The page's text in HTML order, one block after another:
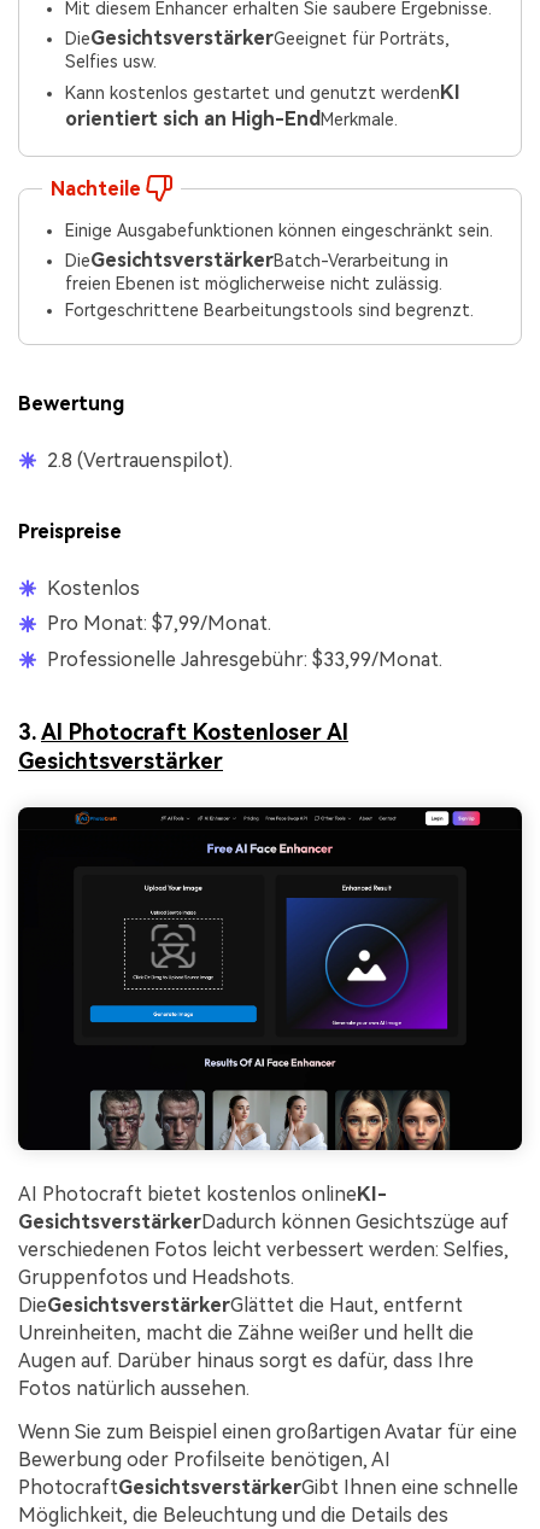
Mit diesem Enhancer erhalten Sie saubere Ergebnisse.
DieGesichtsverstärkerGeeignet für Porträts,
Selfies usw.
Kann kostenlos gestartet und genutzt werdenKI
orientiert sich an High-EndMerkmale.
Nachteile
Einige Ausgabefunktionen können eingeschränkt sein.
DieGesichtsverstärkerBatch-Verarbeitung in
freien Ebenen ist möglicherweise nicht zulässig.
Fortgeschrittene Bearbeitungstools sind begrenzt.
Bewertung
2.8 (Vertrauenspilot).
Preispreise
Kostenlos
Pro Monat: $7,99/Monat.
Professionelle Jahresgebühr: $33,99/Monat.
3.AI Photocraft Kostenloser AI
Gesichtsverstärker
AI Photocraft bietet kostenlos online KI-
GesichtsverstärkerDadurch können Gesichtszüge auf
verschiedenen Fotos leicht verbessert werden: Selfies,
Gruppenfotos und Headshots.
DieGesichtsverstärkerGlättet die Haut, entfernt
Unreinheiten, macht die Zähne weißer und hellt die
Augen auf. Darüber hinaus sorgt es dafür, dass Ihre
Fotos natürlich aussehen.
Wenn Sie zum Beispiel einen großartigen Avatar für eine
Bewerbung oder Profilseite benötigen, AI
PhotocraftGesichtsverstärkerGibt Ihnen eine schnelle
Möglichkeit, die Beleuchtung und die Details des